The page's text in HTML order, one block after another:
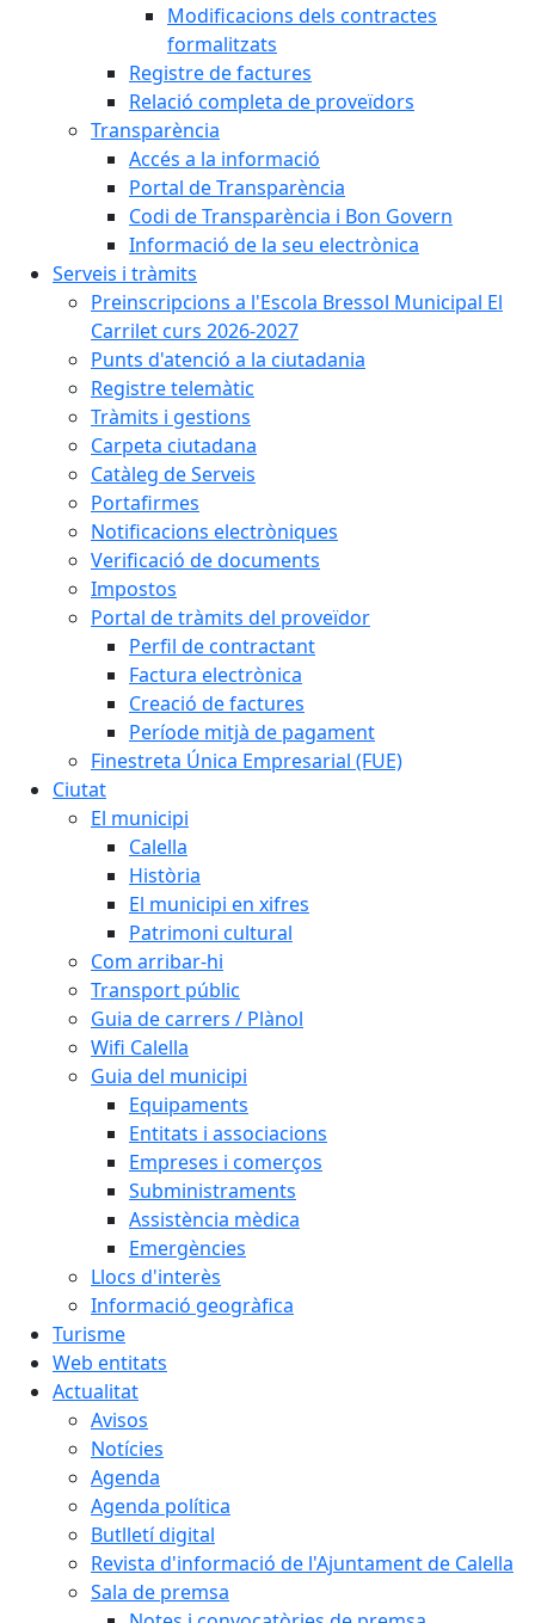
Modificacions dels contractes
formalitzats
Registre de factures
Relació completa de proveïdors
Transparència
Accés a la informació
Portal de Transparència
Codi de Transparència i Bon Govern
Informació de la seu electrònica
Serveis i tràmits
Preinscripcions a l'Escola Bressol Municipal El
Carrilet curs 2026-2027
Punts d'atenció a la ciutadania
Registre telemàtic
Tràmits i gestions
Carpeta ciutadana
Catàleg de Serveis
Portafirmes
Notificacions electròniques
Verificació de documents
Impostos
Portal de tràmits del proveïdor
Perfil de contractant
Factura electrònica
Creació de factures
Període mitjà de pagament
Finestreta Única Empresarial (FUE)
Ciutat
El municipi
Calella
Història
El municipi en xifres
Patrimoni cultural
Com arribar-hi
Transport públic
Guia de carrers / Plànol
Wifi Calella
Guia del municipi
Equipaments
Entitats i associacions
Empreses i comerços
Subministraments
Assistència mèdica
Emergències
Llocs d'interès
Informació geogràfica
Turisme
Web entitats
Actualitat
Avisos
Notícies
Agenda
Agenda política
Butlletí digital
Revista d'informació de l'Ajuntament de Calella
Sala de premsa